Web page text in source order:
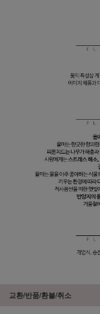
교환/반품/환불/취소